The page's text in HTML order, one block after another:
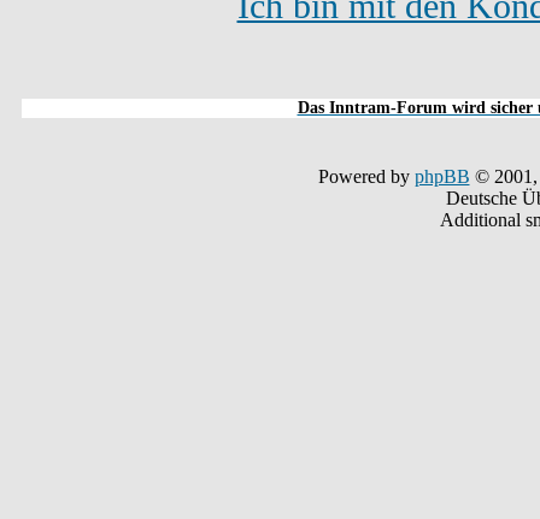
Das Inntram-Forum wird sicher
Powered by phpBB © 2001,
Deutsche
Additional